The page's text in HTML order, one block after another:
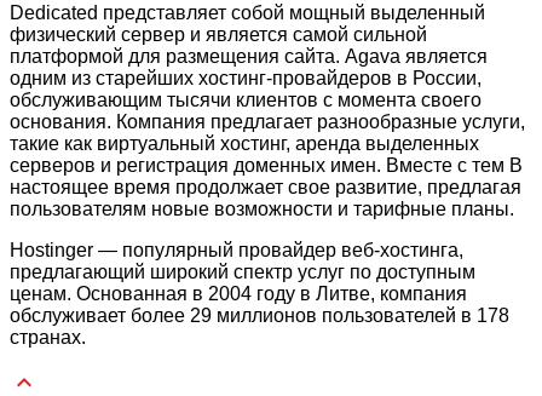
Dedicated представляет собой мощный выделенный
физический сервер и является самой сильной
платформой для размещения сайта. Agava является
одним из старейших хостинг-провайдеров в России,
обслуживающим тысячи клиентов с момента своего
основания. Компания предлагает разнообразные услуги,
такие как виртуальный хостинг, аренда выделенных
серверов и регистрация доменных имен. Вместе с тем В
настоящее время продолжает свое развитие, предлагая
пользователям новые возможности и тарифные планы.
Hostinger — популярный провайдер веб-хостинга,
предлагающий широкий спектр услуг по доступным
ценам. Основанная в 2004 году в Литве, компания
обслуживает более 29 миллионов пользователей в 178
странах.
